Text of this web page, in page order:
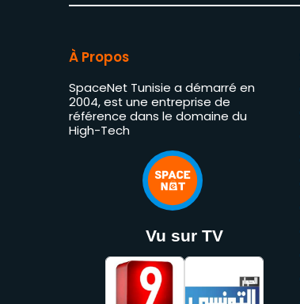
À Propos
SpaceNet Tunisie a démarré en
2004, est une entreprise de
référence dans le domaine du
High-Tech
Vu sur TV